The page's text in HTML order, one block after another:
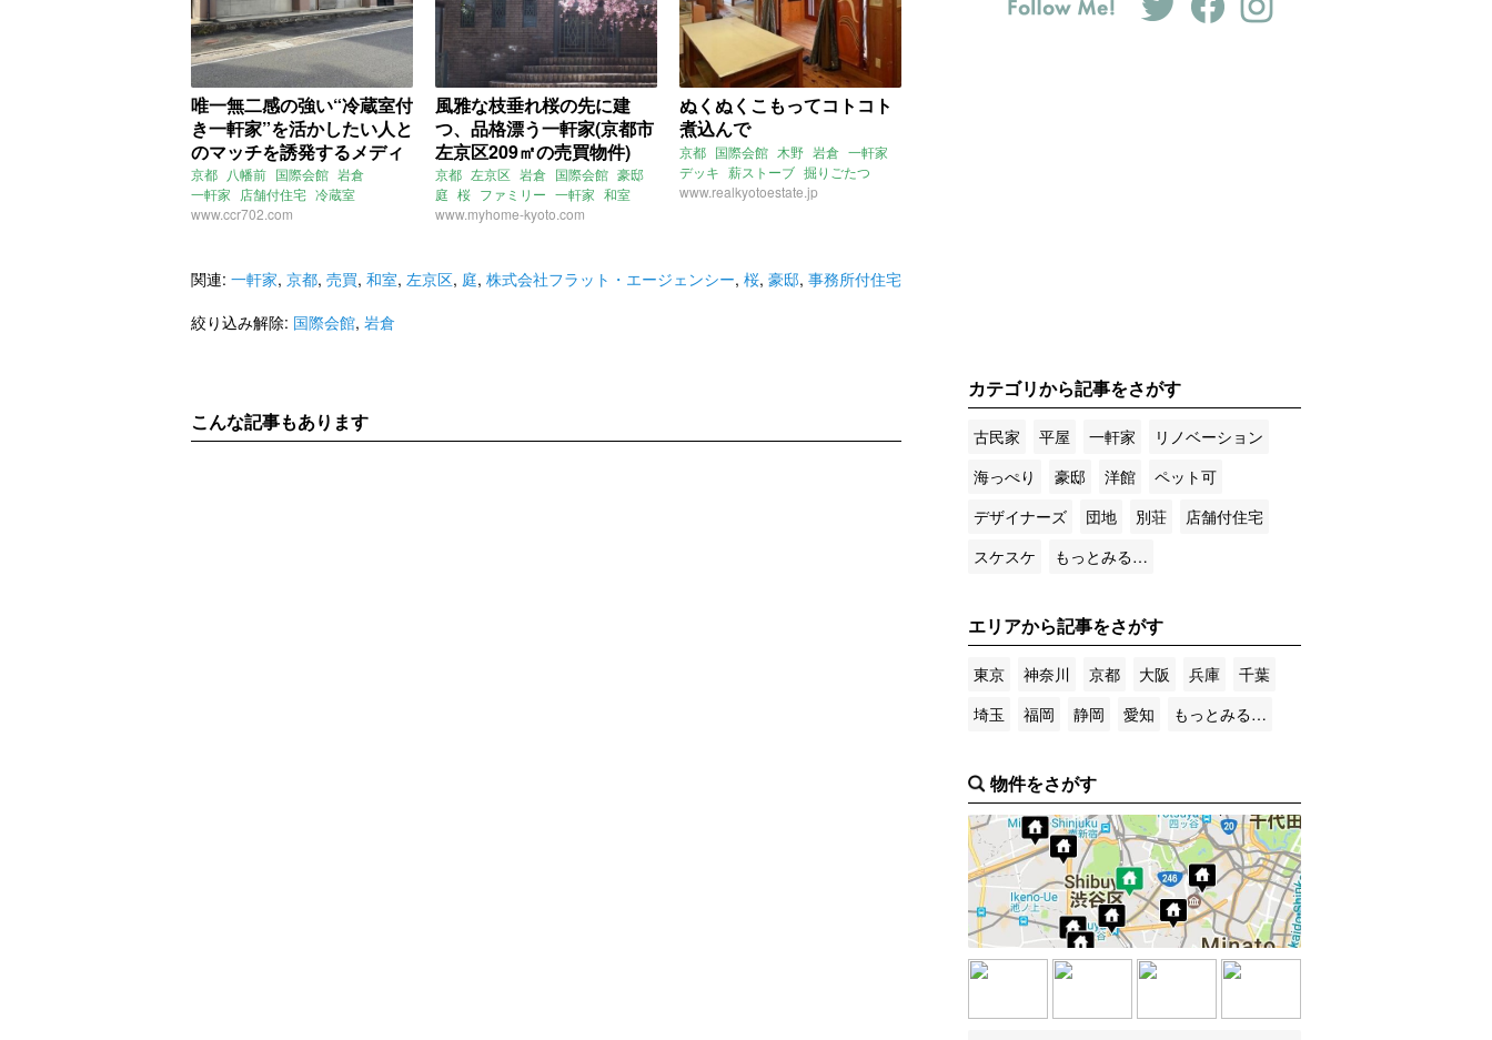
唯一無二感の強い“冷蔵室付
き一軒家”を活かしたい人と
のマッチを誘発するメディ
ア、それが物件ファン！
(京都市左京区195㎡の売買
物件)
京都 八幡前 国際会館 岩倉
一軒家
店舗付住宅 冷蔵室
事務所付住宅 売買
www.ccr702.com
風雅な枝垂れ桜の先に建
つ、品格漂う一軒家(京都市
左京区209㎡の売買物件)
京都 左京区 岩倉 国際会館 豪邸
庭 桜 ファミリー 一軒家 和室
株式会社フラット・エージェンシー
www.myhome-kyoto.com
ぬくぬくこもってコトコト
煮込んで
京都 国際会館 木野 岩倉 一軒家
デッキ 薪ストーブ 掘りごたつ
www.realkyotoestate.jp
関連: 一軒家, 京都, 売買, 和室, 左京区, 庭, 株式会社フラット・エージェンシー, 桜, 豪邸, 事務所付住宅
絞り込み解除: 国際会館, 岩倉
こんな記事もあります
カテゴリから記事をさがす
古民家 平屋 一軒家
リノベーション
海っぺり
豪邸 洋館
ペット可
デザイナーズ
団地 別荘
店舗付住宅
スケスケ
もっとみる…
エリアから記事をさがす
東京 神奈川 京都 大阪 兵庫
千葉
埼玉
福岡 静岡 愛知 もっとみる…
物件をさがす